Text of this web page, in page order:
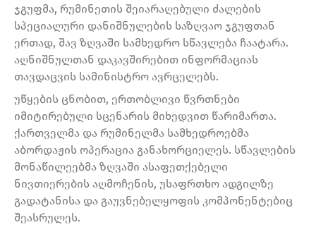
ჯგუფმა, რუმინეთის შეიარაღებული ძალების
სპეციალური დანიშნულების საზღვაო ჯგუფთან
ერთად, შავ ზღვაში სამხედრო სწავლება ჩაატარა.
აღნიშნულთან დაკავშირებით ინფორმაციას
თავდაცვის სამინისტრო ავრცელებს.
უწყების ცნობით, ერთობლივი წვრთნები
იმიტირებული სცენარის მიხედვით წარიმართა.
ქართველმა და რუმინელმა სამხედროებმა
აბორდაჟის ოპერაცია განახორციელეს. სწავლების
მონაწილეებმა ზღვაში ასაფეთქებელი
ნივთიერების აღმოჩენის, უსაფრთხო ადგილზე
გადატანისა და გაუვნებელყოფის კომპონენტებიც
შეასრულეს.